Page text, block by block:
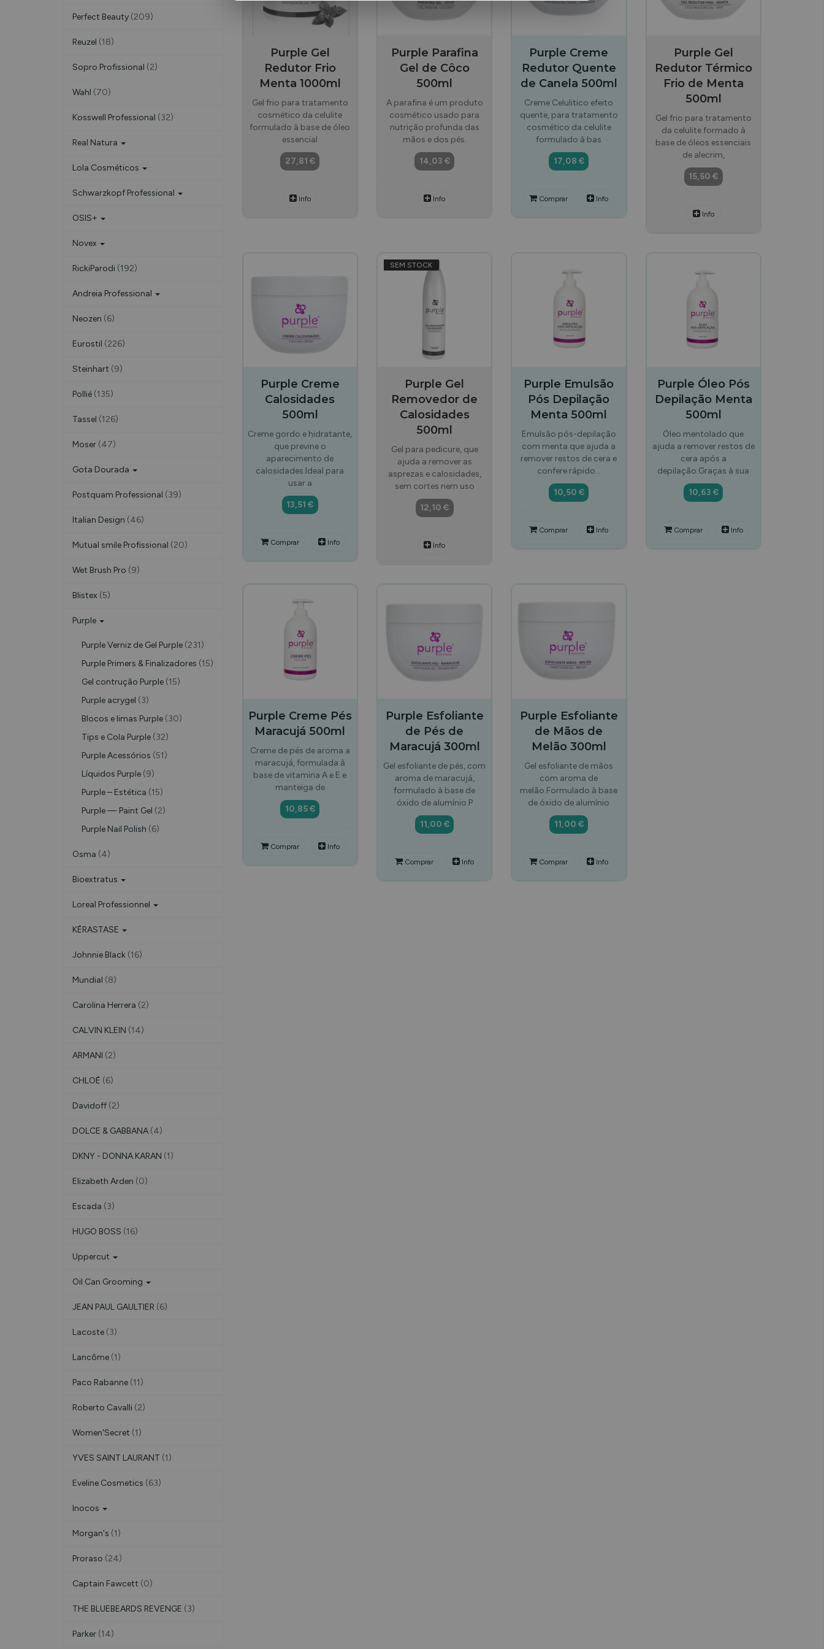
Perfect Beauty (209)
Reuzel (18)
Sopro Profissional (2)
Wahl (70)
Kosswell Professional (32)
Real Natura
Lola Cosméticos
Schwarzkopf Professional
OSIS+
Novex
RickiParodi (192)
Andreia Professional
Neozen (6)
Eurostil (226)
Steinhart (9)
Pollié (135)
Tassel (126)
Moser (47)
Gota Dourada
Postquam Professional (39)
Italian Design (46)
Mutual smile Profissional (20)
Wet Brush Pro (9)
Blistex (5)
Purple
Purple Verniz de Gel Purple (231)
Purple Primers & Finalizadores (15)
Gel contrução Purple (15)
Purple acrygel (3)
Blocos e limas Purple (30)
Tips e Cola Purple (32)
Purple Acessórios (51)
Líquidos Purple (9)
Purple – Estética (15)
Purple — Paint Gel (2)
Purple Nail Polish (6)
Osma (4)
Bioextratus
Loreal Professionnel
KÉRASTASE
Johnnie Black (16)
Mundial (8)
Carolina Herrera (2)
CALVIN KLEIN (14)
ARMANI (2)
CHLOÉ (6)
Davidoff (2)
DOLCE & GABBANA (4)
DKNY - DONNA KARAN (1)
Elizabeth Arden (0)
Escada (3)
HUGO BOSS (16)
Uppercut
Oil Can Grooming
JEAN PAUL GAULTIER (6)
Lacoste (3)
Lancôme (1)
Paco Rabanne (11)
Roberto Cavalli (2)
Women'Secret (1)
YVES SAINT LAURANT (1)
Eveline Cosmetics (63)
Inocos
Morgan's (1)
Proraso (24)
Captain Fawcett (0)
THE BLUEBEARDS REVENGE (3)
Parker (14)
Purple Gel
Redutor Frio
Menta 1000ml
Gel frio para tratamento
cosmético da celulite
formulado à base de óleo
essencial
27,81 €
Info
Purple Parafina
Gel de Côco
500ml
A parafina é um produto
cosmético usado para
nutrição profunda das
mãos e dos pés.
14,03 €
Info
Purple Creme
Redutor Quente
de Canela 500ml
Creme Celulitico efeito
quente, para tratamento
cosmético da celulite
formulado à bas
17,08 €
Comprar Info
Purple Gel
Redutor Térmico
Frio de Menta
500ml
Gel frio para tratamento
da celulite formado à
base de óleos essenciais
de alecrim,
15,50 €
Info
Purple Creme
Calosidades
500ml
Creme gordo e hidratante,
que previne o
aparecimento de
calosidades.Ideal para
usar a
13,51 €
Comprar Info
SEM STOCK
Purple Gel
Removedor de
Calosidades
500ml
Gel para pedicure, que
ajuda a remover as
asprezas e calosidades,
sem cortes nem uso
12,10 €
Info
Purple Emulsão
Pós Depilação
Menta 500ml
Emulsão pós-depilação
com menta que ajuda a
remover restos de cera e
confere rápido…
10,50 €
Comprar Info
Purple Óleo Pós
Depilação Menta
500ml
Óleo mentolado que
ajuda a remover restos de
cera após a
depilação.Graças à sua
10,63 €
Comprar Info
Purple Creme Pés
Maracujá 500ml
Creme de pés de aroma a
maracujá, formulada à
base de vitamina A e E e
manteiga de
10,85 €
Comprar Info
Purple Esfoliante
de Pés de
Maracujá 300ml
Gel esfoliante de pés, com
aroma de maracujá,
formulado à base de
óxido de alumínio.P
11,00 €
Comprar Info
Purple Esfoliante
de Mãos de
Melão 300ml
Gel esfoliante de mãos
com aroma de
melão.Formulado à base
de óxido de alumínio
11,00 €
Comprar Info